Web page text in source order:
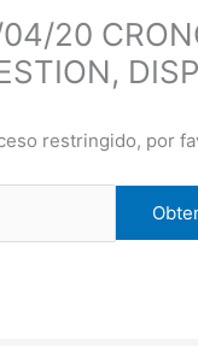
20
restringido, por